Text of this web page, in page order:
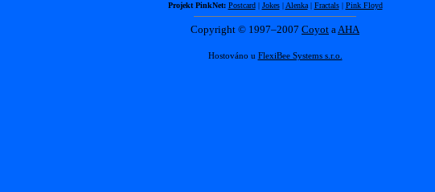
Projekt PinkNet: Postcard| Jokes| Alenka| Fractals| Pink Floyd
Copyright © 1997–2007 Coyot aAHA
Hostováno u FlexiBee Systems s.r.o.